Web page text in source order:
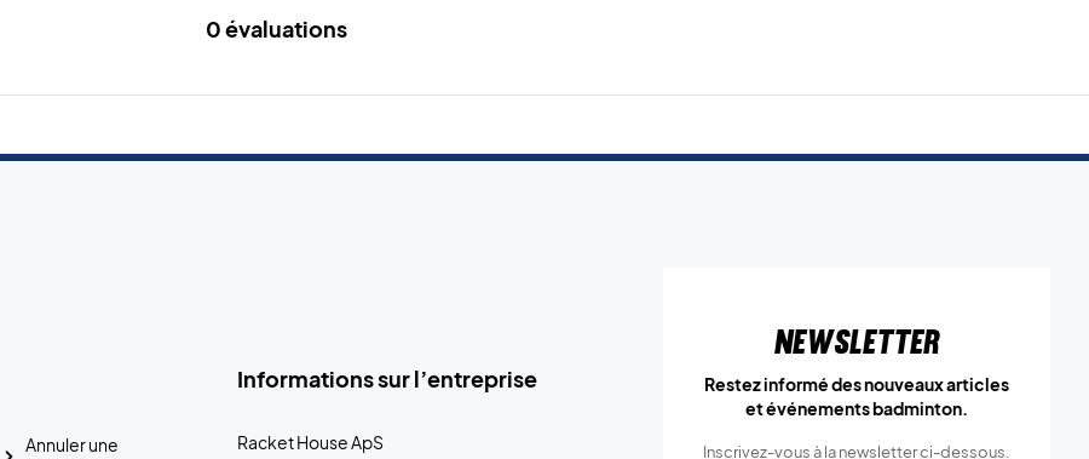
0 évaluations
Informations sur l’entreprise
Racket House ApS
Annuler une
Newsletter
Restez informé des nouveaux articles
et événements badminton.
Inscrivez-vous à la newsletter ci-dessous.